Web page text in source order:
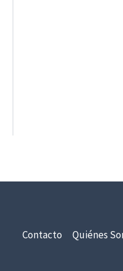
Contacto Quiénes